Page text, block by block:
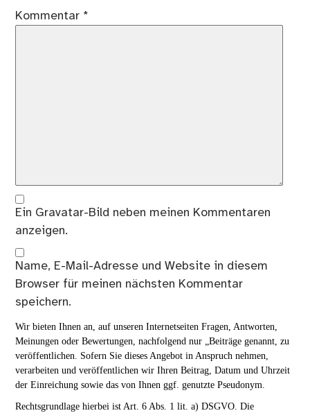
Kommentar *
Ein Gravatar-Bild neben meinen Kommentaren
anzeigen.
Name, E-Mail-Adresse und Website in diesem
Browser für meinen nächsten Kommentar
speichern.
Wir bieten Ihnen an, auf unseren Internetseiten Fragen, Antworten,
Meinungen oder Bewertungen, nachfolgend nur „Beiträge genannt, zu
veröffentlichen. Sofern Sie dieses Angebot in Anspruch nehmen,
verarbeiten und veröffentlichen wir Ihren Beitrag, Datum und Uhrzeit
der Einreichung sowie das von Ihnen ggf. genutzte Pseudonym.
Rechtsgrundlage hierbei ist Art. 6 Abs. 1 lit. a) DSGVO. Die